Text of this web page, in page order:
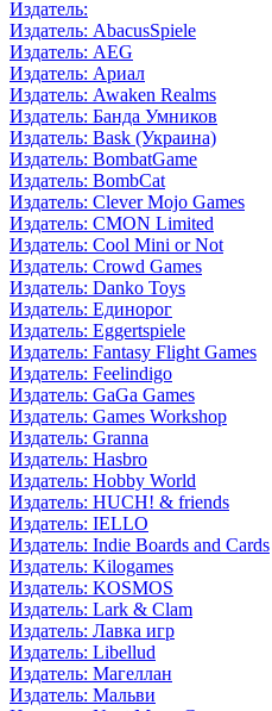
Издатель:
Издатель: AbacusSpiele
Издатель: AEG
Издатель: Ариал
Издатель: Awaken Realms
Издатель: Банда Умников
Издатель: Bask (Украина)
Издатель: BombatGame
Издатель: BombCat
Издатель: Clever Mojo Games
Издатель: CMON Limited
Издатель: Cool Mini or Not
Издатель: Crowd Games
Издатель: Danko Toys
Издатель: Единорог
Издатель: Eggertspiele
Издатель: Fantasy Flight Games
Издатель: Feelindigo
Издатель: GaGa Games
Издатель: Games Workshop
Издатель: Granna
Издатель: Hasbro
Издатель: Hobby World
Издатель: HUCH! & friends
Издатель: IELLO
Издатель: Indie Boards and Cards
Издатель: Kilogames
Издатель: KOSMOS
Издатель: Lark & Clam
Издатель: Лавка игр
Издатель: Libellud
Издатель: Магеллан
Издатель: Мальви